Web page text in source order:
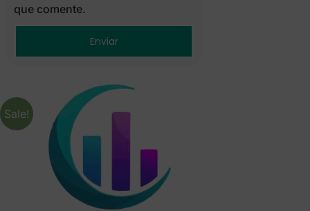
que comente.
Sale!